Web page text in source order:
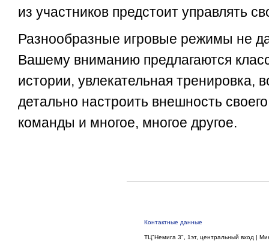
из участников предстоит управлять
Разнообразные игровые режимы не
Вашему вниманию предлагаются
истории, увлекательная тренировка,
детально настроить внешность
команды и многое, многое другое.
Контактные данные
ТЦ"Немига 3", 1эт, центральный вход |